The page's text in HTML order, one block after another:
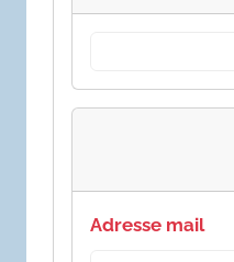
Adresse mail